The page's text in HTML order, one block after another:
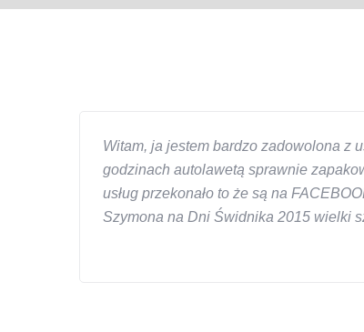
Witam, ja jestem bardzo zadowolona z
godzinach autolawetą sprawnie
usług przekonało to że są na
Szymona na Dni Świdnika 2015 wielki